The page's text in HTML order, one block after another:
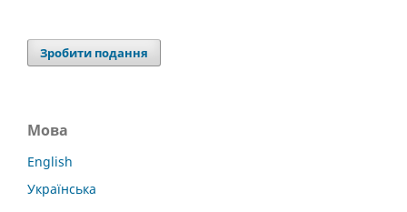
Зробити подання
Мова
English
Українська